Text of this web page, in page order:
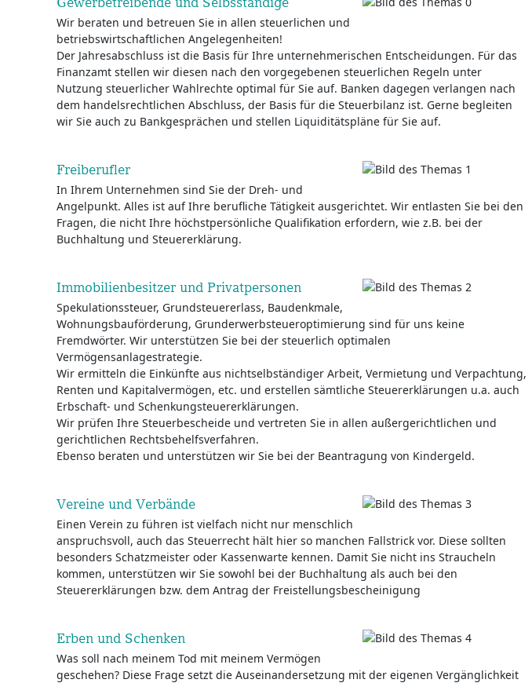
Wir beraten und betreuen Sie in allen steuerlichen und
betriebswirtschaftlichen Angelegenheiten!
Der Jahresabschluss ist die Basis für Ihre unternehmerischen Entscheidungen. Für das
Finanzamt stellen wir diesen nach den vorgegebenen steuerlichen Regeln unter
Nutzung steuerlicher Wahlrechte optimal für Sie auf. Banken dagegen verlangen nach
dem handelsrechtlichen Abschluss, der Basis für die Steuerbilanz ist. Gerne begleiten
wir Sie auch zu Bankgesprächen und stellen Liquiditätspläne für Sie auf.
Freiberufler
In Ihrem Unternehmen sind Sie der Dreh- und
Angelpunkt. Alles ist auf Ihre berufliche Tätigkeit ausgerichtet. Wir entlasten Sie bei den
Fragen, die nicht Ihre höchstpersönliche Qualifikation erfordern, wie z.B. bei der
Buchhaltung und Steuererklärung.
Immobilienbesitzer und Privatpersonen
Spekulationssteuer, Grundsteuererlass, Baudenkmale,
Wohnungsbauförderung, Grunderwerbsteueroptimierung sind für uns keine
Fremdwörter. Wir unterstützen Sie bei der steuerlich optimalen
Vermögensanlagestrategie.
Wir ermitteln die Einkünfte aus nichtselbständiger Arbeit, Vermietung und Verpachtung,
Renten und Kapitalvermögen, etc. und erstellen sämtliche Steuererklärungen u.a. auch
Erbschaft- und Schenkungsteuererklärungen.
Wir prüfen Ihre Steuerbescheide und vertreten Sie in allen außergerichtlichen und
gerichtlichen Rechtsbehelfsverfahren.
Ebenso beraten und unterstützen wir Sie bei der Beantragung von Kindergeld.
Vereine und Verbände
Einen Verein zu führen ist vielfach nicht nur menschlich
anspruchsvoll, auch das Steuerrecht hält hier so manchen Fallstrick vor. Diese sollten
besonders Schatzmeister oder Kassenwarte kennen. Damit Sie nicht ins Straucheln
kommen, unterstützen wir Sie sowohl bei der Buchhaltung als auch bei den
Steuererklärungen bzw. dem Antrag der Freistellungsbescheinigung
Erben und Schenken
Was soll nach meinem Tod mit meinem Vermögen
geschehen? Diese Frage setzt die Auseinandersetzung mit der eigenen Vergänglichkeit